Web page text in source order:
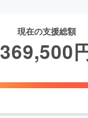
現在の支援総額
369,500